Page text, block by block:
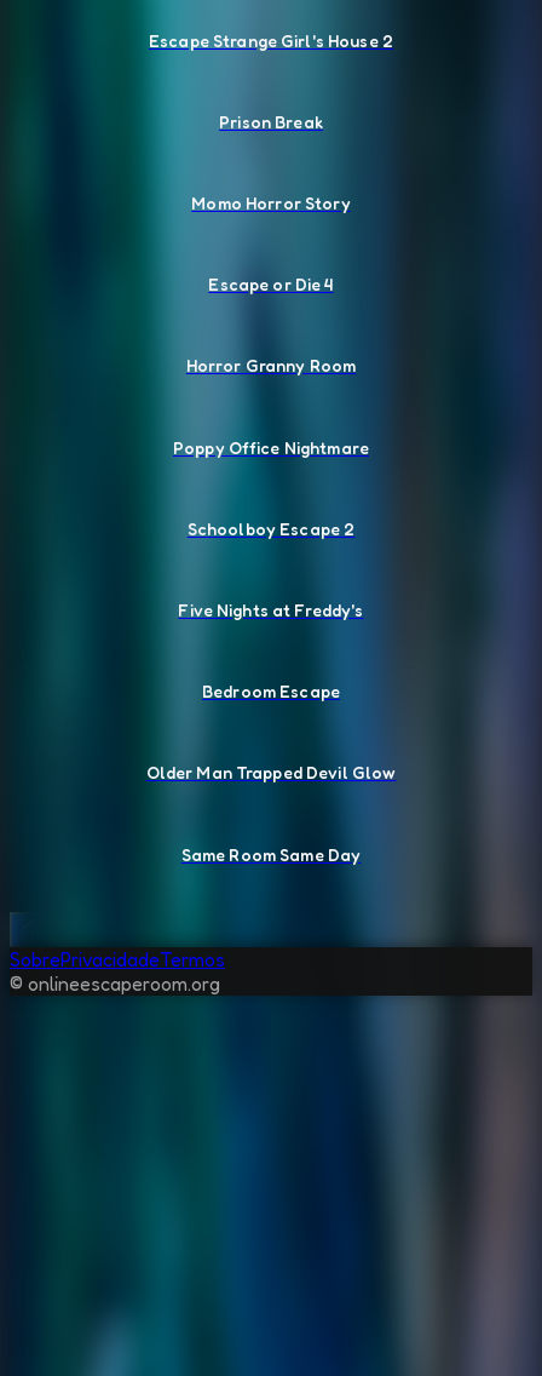
Escape Strange Girl's House 2
Prison Break
Momo Horror Story
Escape or Die 4
Horror Granny Room
Poppy Office Nightmare
Schoolboy Escape 2
Five Nights at Freddy's
Bedroom Escape
Older Man Trapped Devil Glow
Same Room Same Day
SobrePrivacidadeTermos
© onlineescaperoom.org